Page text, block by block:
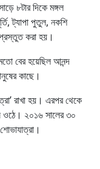
৮টার দিকে মঙ্গল
ট্যাপা পুতুল, নকশি
প্রস্তুত করা হয়।
বের হয়েছিল আনন্দ
কাছে।
রাখা হয়। এরপর থেকে
ওঠে। ২০১৬ সালের ৩০